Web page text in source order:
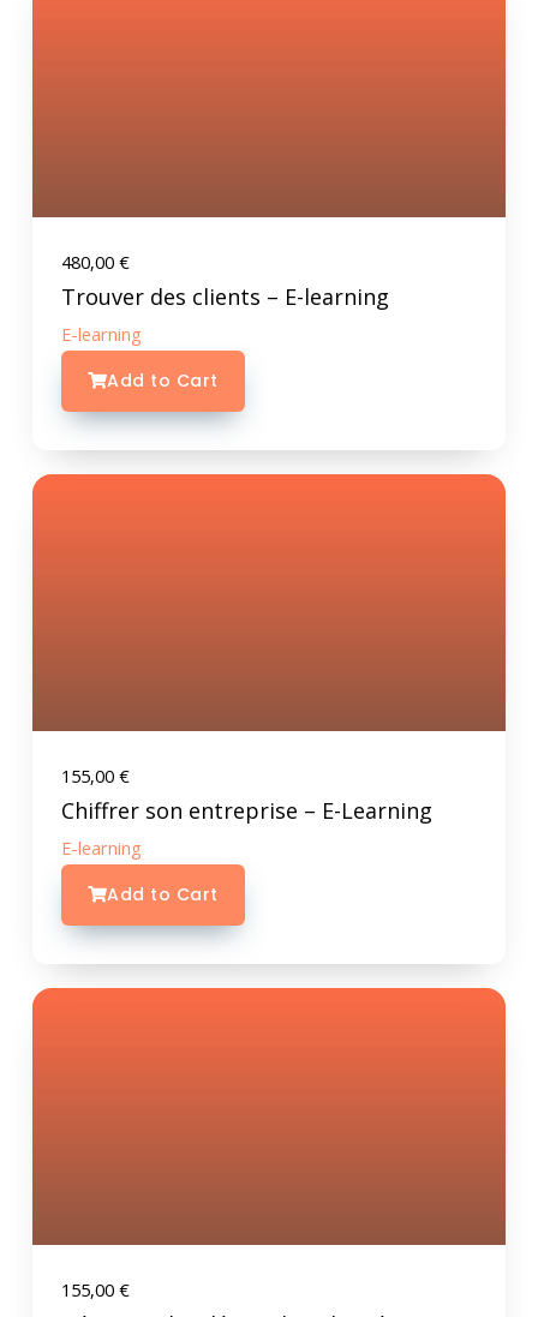
480,00 €
Trouver des clients – E-learning
E-learning
Add to Cart
155,00 €
Chiffrer son entreprise – E-Learning
E-learning
Add to Cart
155,00 €